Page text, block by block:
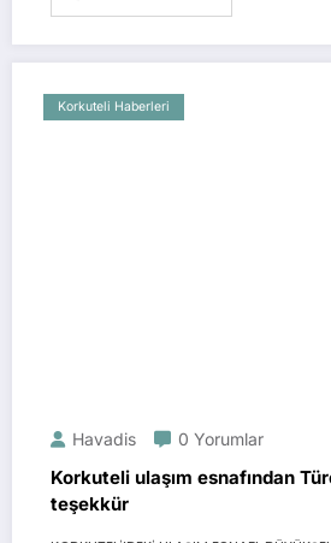
Korkuteli Haberleri
Havadis 0 Yorumlar
Korkuteli ulaşım esnafından
teşekkür